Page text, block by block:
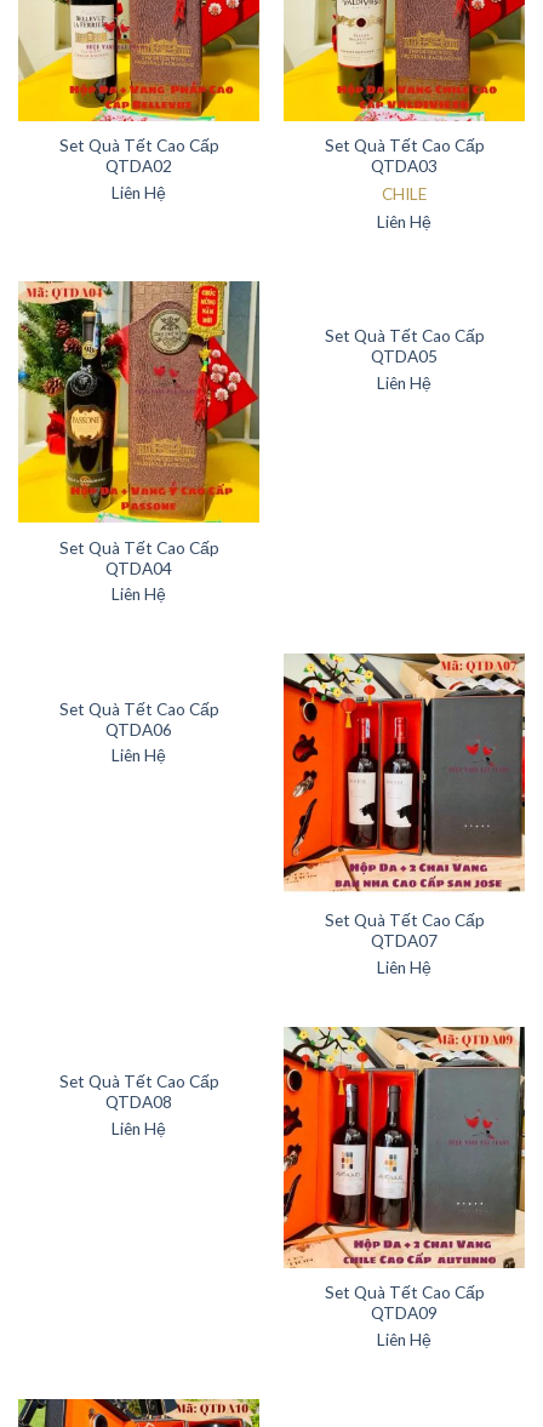
Set Quà Tết Cao Cấp
QTDA02
Liên Hệ
Set Quà Tết Cao Cấp
QTDA03
CHILE
Liên Hệ
Set Quà Tết Cao Cấp
QTDA04
Liên Hệ
Set Quà Tết Cao Cấp
QTDA05
Liên Hệ
Set Quà Tết Cao Cấp
QTDA06
Liên Hệ
Set Quà Tết Cao Cấp
QTDA07
Liên Hệ
Set Quà Tết Cao Cấp
QTDA08
Liên Hệ
Set Quà Tết Cao Cấp
QTDA09
Liên Hệ